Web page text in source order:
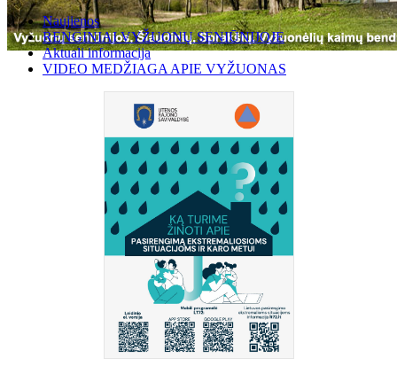
Naujienos
RENGINIAI VYŽUONŲ SENIŪNIJOJE
Aktuali informacija
VIDEO MEDŽIAGA APIE VYŽUONAS